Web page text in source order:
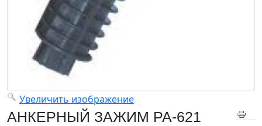
Увеличить изображение
АНКЕРНЫЙ ЗАЖИМ PA-621